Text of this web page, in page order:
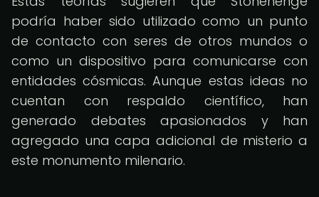
podría haber sido utilizado como un punto
de contacto con seres de otros mundos o
como un dispositivo para comunicarse con
entidades cósmicas. Aunque estas ideas no
cuentan con respaldo científico, han
generado debates apasionados y han
agregado una capa adicional de misterio a
este monumento milenario.